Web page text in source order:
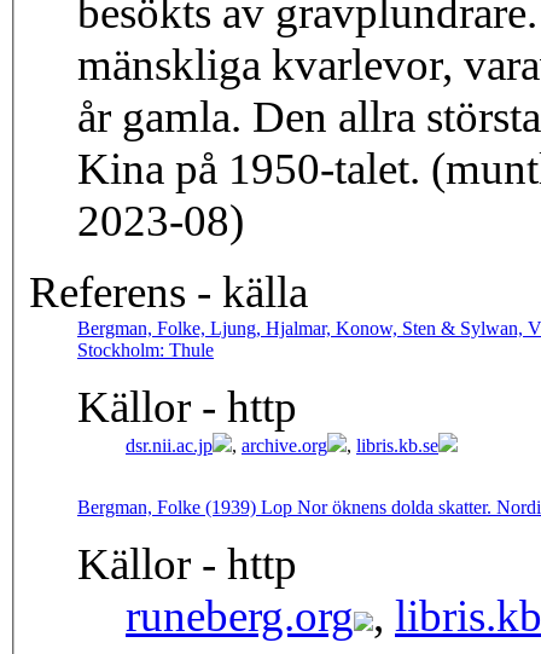
besökts av
mänskliga kvarlevor,
år gamla. Den allra
Kina på 1950-talet.
2023-08)
Referens - källa
Bergman, Folke, Ljung, Hjalmar, Konow, Sten & Sylwan,
Stockholm: Thule
Källor - http
dsr.nii.ac.jp , archive.org , libris.kb.se
Bergman, Folke (1939) Lop Nor öknens dolda skatter.
Källor - http
runeberg.org ,